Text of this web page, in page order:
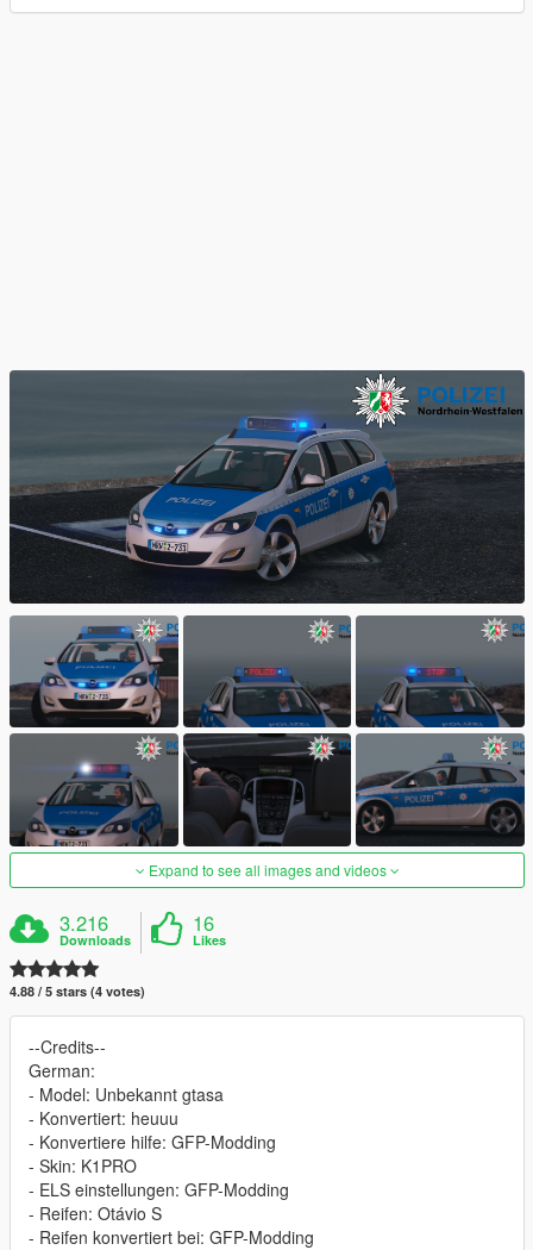
Expand to see all images and videos
3.216
Downloads
16
Likes
4.88 / 5 stars (4 votes)
--Credits--
German:
- Model: Unbekannt gtasa
- Konvertiert: heuuu
- Konvertiere hilfe: GFP-Modding
- Skin: K1PRO
- ELS einstellungen: GFP-Modding
- Reifen: Otávio S
- Reifen konvertiert bei: GFP-Modding